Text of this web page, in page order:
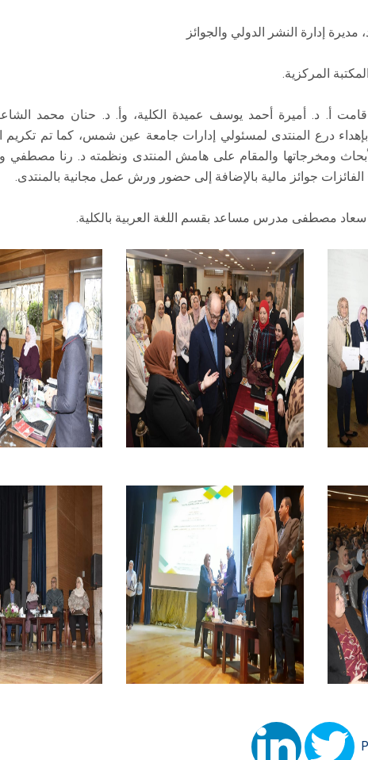
مديرة إدارة النشر الدولي والجوائز
المركزية.
قامت أ. د. أميرة أحمد يوسف عميدة الكلية، وأ. د. حنان محمد
بإهداء درع المنتدى لمسئولي إدارات جامعة عين شمس، كما تم
ومخرجاتها والمقام على هامش المنتدى ونظمته د. رنا مصطفي
الفائزات جوائز مالية بالإضافة إلى حضور ورش عمل مجانية بالمنتدى.
مصطفى مدرس مساعد بقسم اللغة العربية بالكلية.